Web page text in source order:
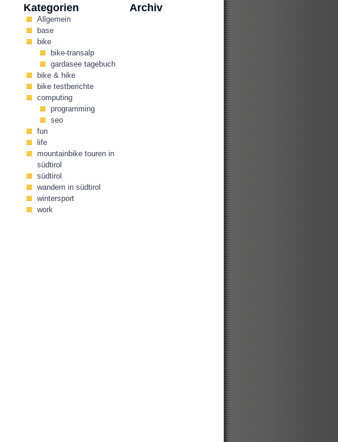
Kategorien
Allgemein
base
bike
bike-transalp
gardasee tagebuch
bike & hike
bike testberichte
computing
programming
seo
fun
life
mountainbike touren in
südtirol
südtirol
wandern in südtirol
wintersport
work
Archiv